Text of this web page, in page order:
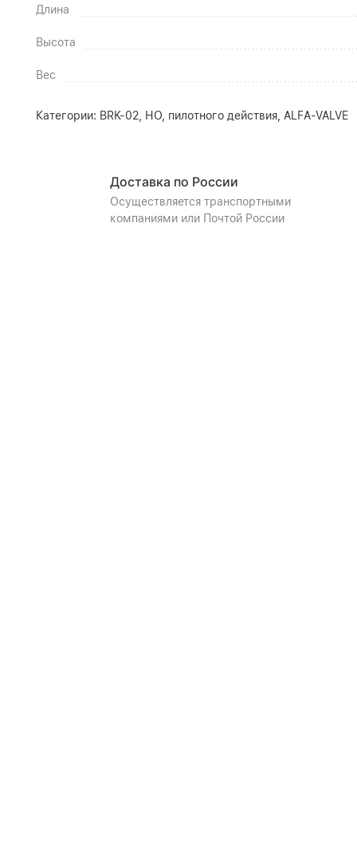
Длина
Высота
Вес
Категории: BRK-02, НО, пилотного действия ALFA-VALVE
Доставка по России
Осуществляется транспортными
компаниями или Почтой России